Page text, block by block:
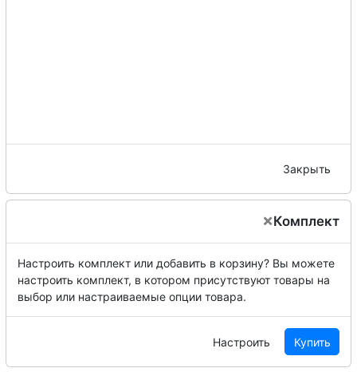
Закрыть
×Комплект
Настроить комплект или добавить в корзину? Вы можете
настроить комплект, в котором присутствуют товары на
выбор или настраиваемые опции товара.
Настроить Купить